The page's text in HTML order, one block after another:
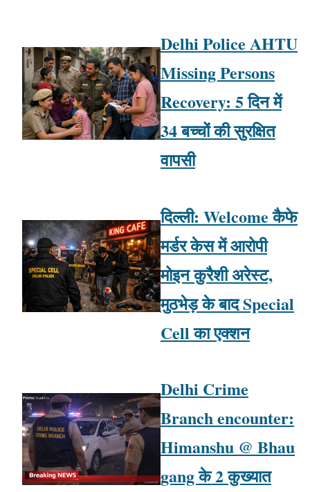
Delhi Police AHTU
Missing Persons
Recovery: 5 दिन में
34 बच्चों की सुरक्षित
वापसी
दिल्ली: Welcome कैफे
मर्डर केस में आरोपी
मोइन कुरैशी अरेस्ट,
मुठभेड़ के बाद Special
Cell का एक्शन
Delhi Crime
Branch encounter:
Himanshu @ Bhau
gang के 2 कुख्यात